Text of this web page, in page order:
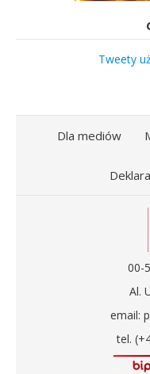
Tweety
Dla mediów
00-
Al.
email:
tel.